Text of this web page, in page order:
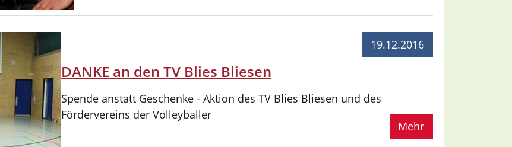
19.12.2016
DANKE an den TV Blies Bliesen
Spende anstatt Geschenke - Aktion des TV Blies Bliesen und des
Fördervereins der Volleyballer
Mehr